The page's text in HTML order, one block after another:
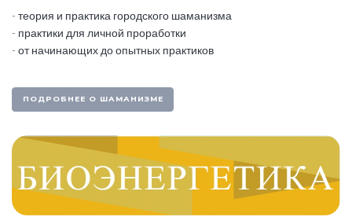
- теория и практика городского шаманизма
- практики для личной проработки
- от начинающих до опытных практиков
ПОДРОБНЕЕ О ШАМАНИЗМЕ